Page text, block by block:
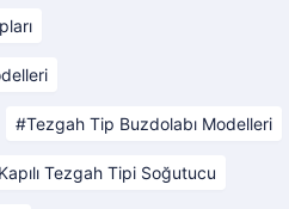
Tezgah Tip Buzdolabı Modelleri
Tezgah Tipi Soğutucu